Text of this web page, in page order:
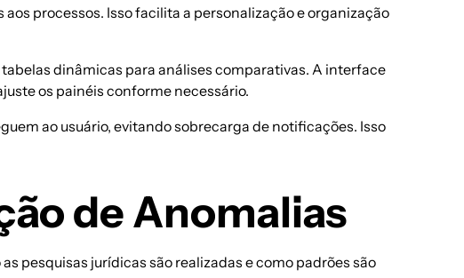
aos processos. Isso facilita a personalização e organização
dinâmicas para análises comparativas. A interface
os painéis conforme necessário.
ao usuário, evitando sobrecarga de notificações. Isso
de Anomalias
pesquisas jurídicas são realizadas e como padrões são